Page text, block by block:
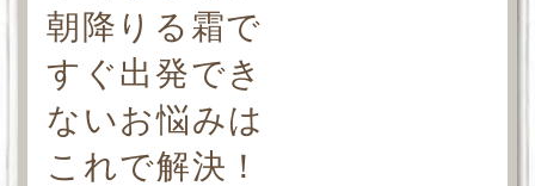
朝降りる霜で
すぐ出発でき
ないお悩みは
これで解決！